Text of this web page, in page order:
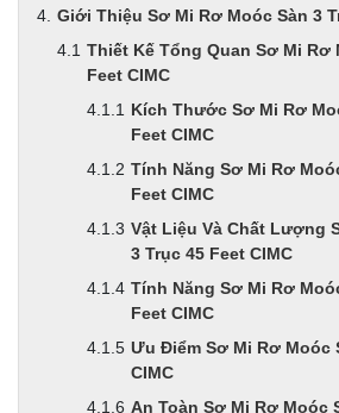
Giới Thiệu Sơ Mi Rơ Moóc Sàn 3
Thiết Kế Tổng Quan Sơ Mi Rơ
Feet CIMC
Kích Thước Sơ Mi Rơ
Feet CIMC
Tính Năng Sơ Mi Rơ
Feet CIMC
Vật Liệu Và Chất Lượng
3 Trục 45 Feet CIMC
Tính Năng Sơ Mi Rơ
Feet CIMC
Ưu Điểm Sơ Mi Rơ Moóc
CIMC
An Toàn Sơ Mi Rơ Moóc